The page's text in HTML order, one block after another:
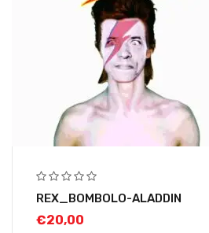
REX_BOMBOLO-ALADDIN
€20,00